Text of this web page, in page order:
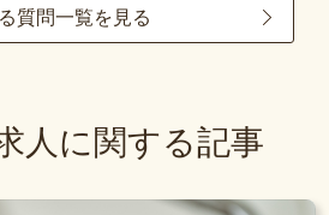
質問一覧を見る
人に関する記事